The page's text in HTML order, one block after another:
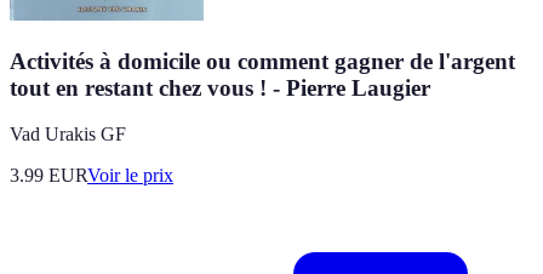
Activités à domicile ou comment gagner de l'argent
tout en restant chez vous ! - Pierre Laugier
Vad Urakis GF
3.99 EURVoir le prix